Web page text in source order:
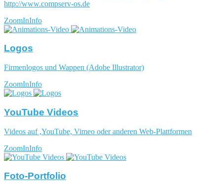
http://www.compserv-os.de
ZoomInInfo
Logos
Firmenlogos und Wappen (Adobe Illustrator)
ZoomInInfo
YouTube Videos
Videos auf ,YouTube, Vimeo oder anderen Web-Plattformen
ZoomInInfo
Foto-Portfolio